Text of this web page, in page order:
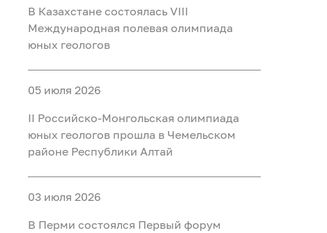
В Казахстане состоялась VIII
Международная полевая олимпиада
юных геологов
05 июля 2026
II Российско‑Монгольская олимпиада
юных геологов прошла в Чемельском
районе Республики Алтай
03 июля 2026
В Перми состоялся Первый форум